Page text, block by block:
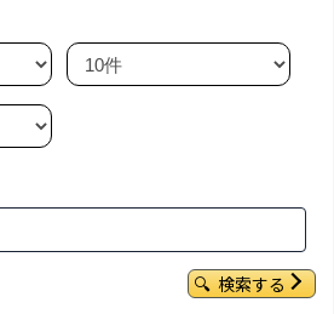
検索する